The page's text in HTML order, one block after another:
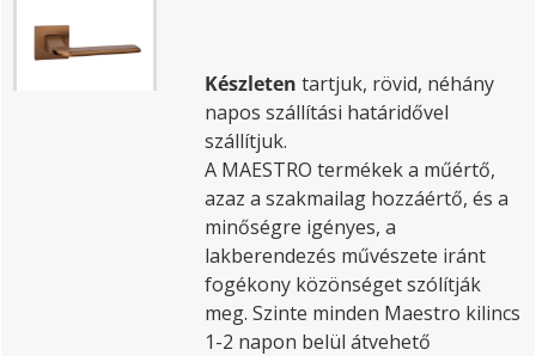
Készleten tartjuk, rövid, néhány
napos szállítási határidővel
szállítjuk.
A MAESTRO termékek a műértő,
azaz a szakmailag hozzáértő, és a
minőségre igényes, a
lakberendezés művészete iránt
fogékony közönséget szólítják
meg. Szinte minden Maestro kilincs
1-2 napon belül átvehető